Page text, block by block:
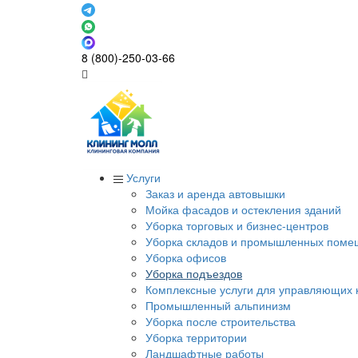
8 (800)-250-03-66
Услуги
Заказ и аренда автовышки
Мойка фасадов и остекления зданий
Уборка торговых и бизнес-центров
Уборка складов и промышленных
Уборка офисов
Уборка подъездов
Комплексные услуги для управляющих
Промышленный альпинизм
Уборка после строительства
Уборка территории
Ландшафтные работы